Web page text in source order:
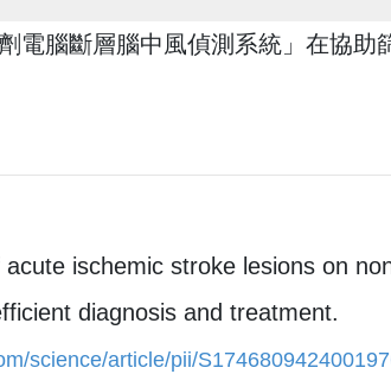
電腦斷層腦中風偵測系統」在協
ischemic stroke lesions on
diagnosis and treatment.
science/article/pii/